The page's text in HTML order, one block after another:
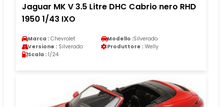
Jaguar MK V 3.5 Litre DHC Cabrio nero RHD
1950 1/43 IXO
Marca : Chevrolet Modello :Silverado
Versione : Silverado Produttore : Welly
Scala : 1/24